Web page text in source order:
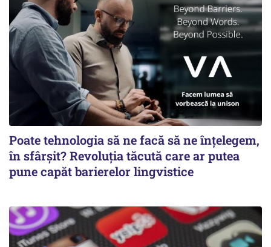
Poate tehnologia să ne facă să ne înțelegem,
în sfârșit? Revoluția tăcută care ar putea
pune capăt barierelor lingvistice